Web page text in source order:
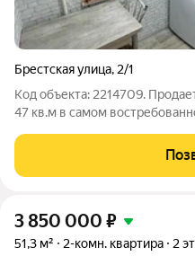
Брестская улица, 2/1
Код объекта: 2214709.
47 кв.м в самом
двумя балконами): уютная
с выходом на
3 850 000 ₽
51,3 м² 2-комн. квартира 2